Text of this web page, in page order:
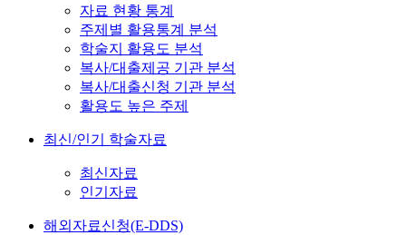
자료 현황 통계
주제별 활용통계 분석
학술지 활용도 분석
복사/대출제공 기관 분석
복사/대출신청 기관 분석
활용도 높은 주제
최신/인기 학술자료
최신자료
인기자료
해외자료신청(E-DDS)